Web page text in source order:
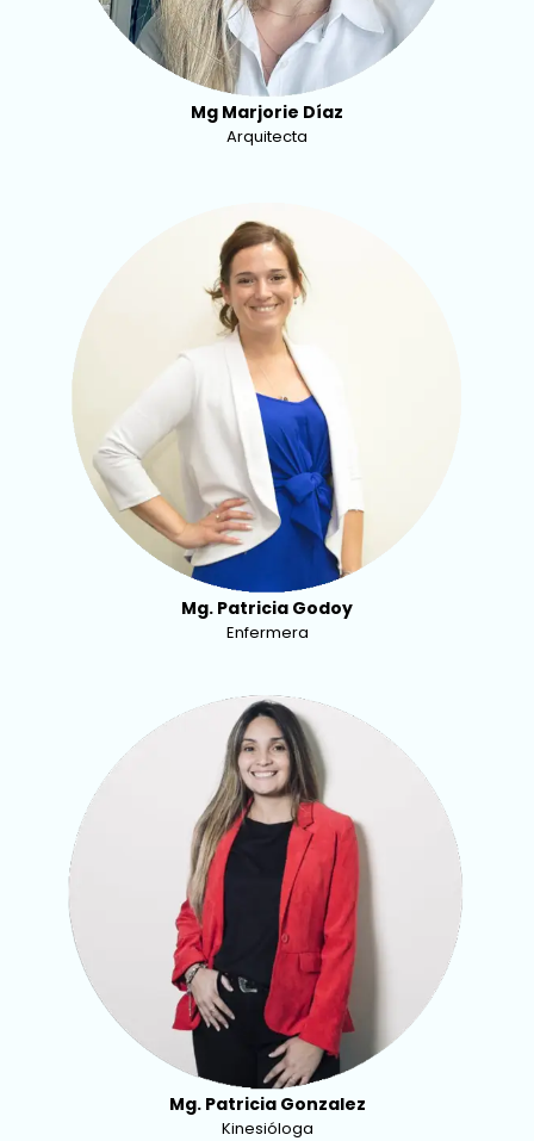
Mg Marjorie Díaz
Arquitecta
Mg. Patricia Godoy
Enfermera
Mg. Patricia Gonzalez
Kinesióloga